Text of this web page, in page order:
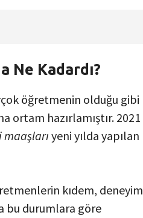
Ne Kadardı?
öğretmenin olduğu gibi
ortam hazırlamıştır. 2021
yeni yılda yapılan
kıdem, deneyim
bu durumlara göre